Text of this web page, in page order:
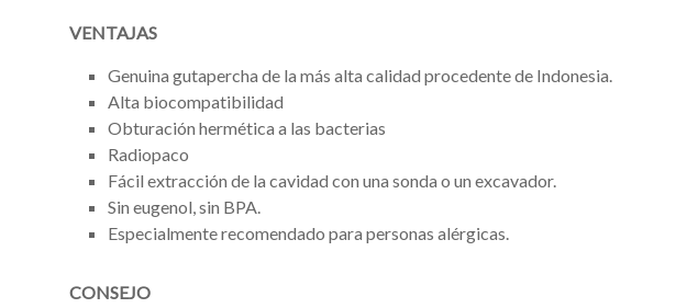
VENTAJAS
Genuina gutapercha de la más alta calidad procedente de Indonesia.
Alta biocompatibilidad
Obturación hermética a las bacterias
Radiopaco
Fácil extracción de la cavidad con una sonda o un excavador.
Sin eugenol, sin BPA.
Especialmente recomendado para personas alérgicas.
CONSEJO